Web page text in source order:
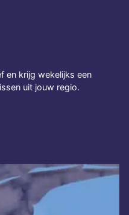
en krijg wekelijks een
uit jouw regio.